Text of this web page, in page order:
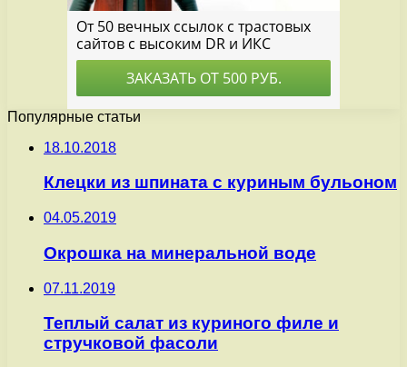
Популярные статьи
18.10.2018
Клецки из шпината с куриным бульоном
04.05.2019
Окрошка на минеральной воде
07.11.2019
Теплый салат из куриного филе и
стручковой фасоли